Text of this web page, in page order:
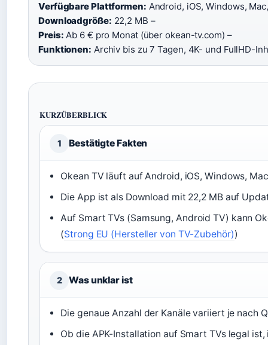
Verfügbare Plattformen: Android, iOS, Windows,
Downloadgröße: 22,2 MB –
Preis: Ab 6 € pro Monat (über okean-tv.com) –
Funktionen: Archiv bis zu 7 Tagen, 4K- und FullHD-
KURZÜBERBLICK
1 Bestätigte Fakten
Okean TV läuft auf Android, iOS, Windows,
Die App ist als Download mit 22,2 MB auf
Auf Smart TVs (Samsung, Android TV) kann
(Strong EU (Hersteller von TV-Zubehör))
2 Was unklar ist
Die genaue Anzahl der Kanäle variiert je nach
Ob die APK-Installation auf Smart TVs legal